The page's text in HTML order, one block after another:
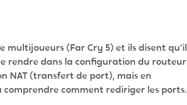
multijoueurs (Far Cry 5) et ils disent qu'il
rendre dans la configuration du routeur
NAT (transfert de port), mais en
comment rediriger les ports.